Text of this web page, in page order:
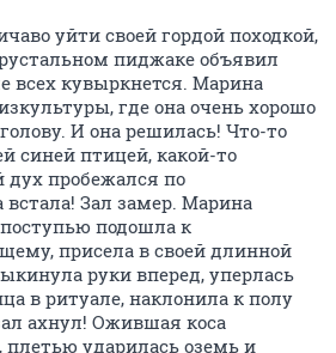
уйти своей гордой походкой,
пиджаке объявил
всех кувыркнется. Марина
где она очень хорошо
И она решилась! Что-то
синей птицей, какой-то
пробежался по
встала! Зал замер. Марина
подошла к
присела в своей длинной
руки вперед, уперлась
в ритуале, наклонила к полу
ахнул! Ожившая коса
плетью ударилась оземь и